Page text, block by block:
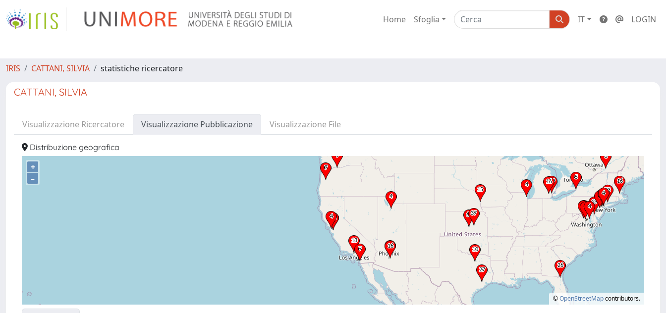
Home Sfoglia IT LOGIN
IRIS CATTANI, SILVIA statistiche ricercatore
CATTANI, SILVIA
Visualizzazione Ricercatore Visualizzazione Pubblicazione Visualizzazione File
Distribuzione geografica
+
–
©OpenStreetMapcontributors.